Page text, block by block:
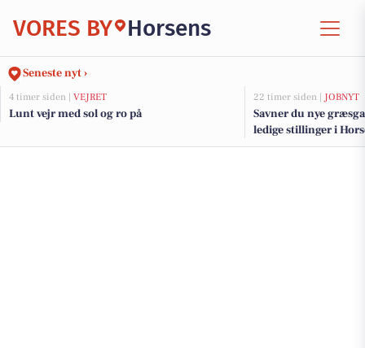
VORES BY Horsens
Seneste nyt ›
4 timer siden | VEJRET
Lunt vejr med sol og ro på
22 timer siden | JOBNYT
Savner du nye
ledige stillinger i